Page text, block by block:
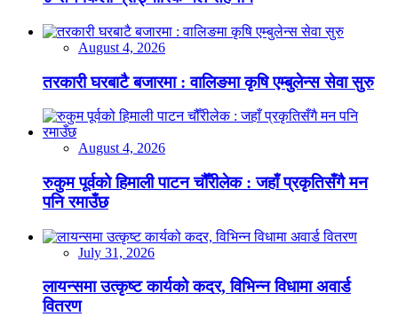
August 4, 2026
तरकारी घरबाटै बजारमा : वालिङमा कृषि एम्बुलेन्स सेवा सुरु
August 4, 2026
रुकुम पूर्वको हिमाली पाटन चौँरीलेक : जहाँ प्रकृतिसँगै मन
पनि रमाउँछ
July 31, 2026
लायन्समा उत्कृष्ट कार्यको कदर, विभिन्न विधामा अवार्ड
वितरण